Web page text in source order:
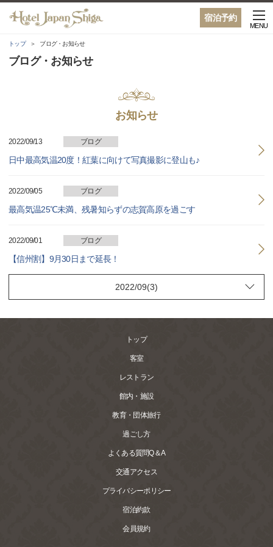
宿泊予約
MENU
トップ ブログ・お知らせ
ブログ・お知らせ
お知らせ
2022/09/13 ブログ
日中最高気温20度！紅葉に向けて写真撮影に登山も♪
2022/09/05 ブログ
最高気温25℃未満、残暑知らずの志賀高原を過ごす
2022/09/01 ブログ
【信州割】9月30日まで延長！
トップ
客室
レストラン
館内・施設
教育・団体旅行
過ごし方
よくある質問Q＆A
交通アクセス
プライバシーポリシー
宿泊約款
会員規約